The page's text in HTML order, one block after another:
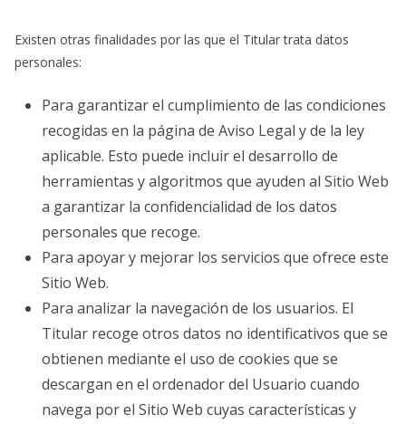
Existen otras finalidades por las que el Titular trata datos
personales:
Para garantizar el cumplimiento de las condiciones
recogidas en la página de Aviso Legal y de la ley
aplicable. Esto puede incluir el desarrollo de
herramientas y algoritmos que ayuden al Sitio Web
a garantizar la confidencialidad de los datos
personales que recoge.
Para apoyar y mejorar los servicios que ofrece este
Sitio Web.
Para analizar la navegación de los usuarios. El
Titular recoge otros datos no identificativos que se
obtienen mediante el uso de cookies que se
descargan en el ordenador del Usuario cuando
navega por el Sitio Web cuyas características y